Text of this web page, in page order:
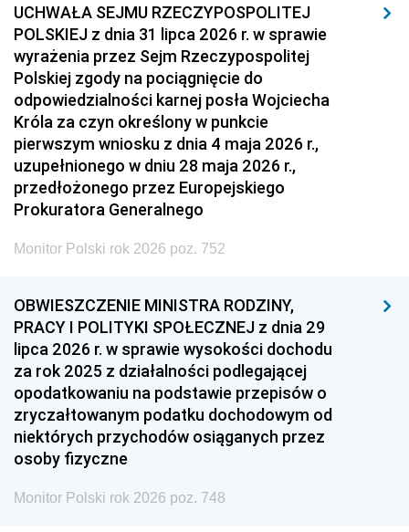
UCHWAŁA SEJMU RZECZYPOSPOLITEJ
POLSKIEJ z dnia 31 lipca 2026 r. w sprawie
wyrażenia przez Sejm Rzeczypospolitej
Polskiej zgody na pociągnięcie do
odpowiedzialności karnej posła Wojciecha
Króla za czyn określony w punkcie
pierwszym wniosku z dnia 4 maja 2026 r.,
uzupełnionego w dniu 28 maja 2026 r.,
przedłożonego przez Europejskiego
Prokuratora Generalnego
Monitor Polski rok 2026 poz. 752
OBWIESZCZENIE MINISTRA RODZINY,
PRACY I POLITYKI SPOŁECZNEJ z dnia 29
lipca 2026 r. w sprawie wysokości dochodu
za rok 2025 z działalności podlegającej
opodatkowaniu na podstawie przepisów o
zryczałtowanym podatku dochodowym od
niektórych przychodów osiąganych przez
osoby fizyczne
Monitor Polski rok 2026 poz. 748